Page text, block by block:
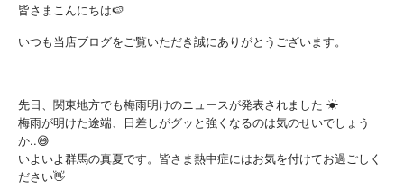
皆さまこんにちは🍉
いつも当店ブログをご覧いただき誠にありがとうございます。
先日、関東地方でも梅雨明けのニュースが発表されました ☀
梅雨が明けた途端、日差しがグッと強くなるのは気のせいでしょう
か..😅
いよいよ群馬の真夏です。皆さま熱中症にはお気を付けてお過ごしく
ださい👋